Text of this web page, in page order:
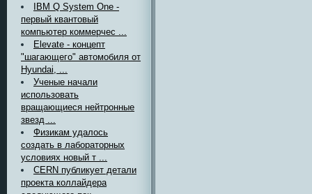
IBM Q System One -
первый квантовый
компьютер коммерчес ...
Elevate - концепт
"шагающего" автомобиля от
Hyundai, ...
Ученые начали
использовать
вращающиеся нейтронные
звезд ...
Физикам удалось
создать в лабораторных
условиях новый т ...
CERN публикует детали
проекта коллайдера